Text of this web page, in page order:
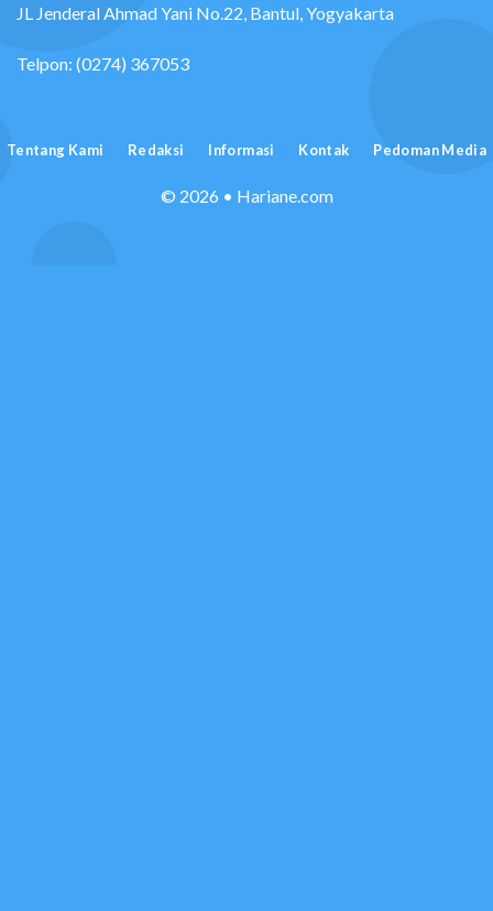
JL Jenderal Ahmad Yani No.22, Bantul, Yogyakarta
Telpon: (0274) 367053
Tentang Kami Redaksi Informasi Kontak Pedoman Media
© 2026 • Hariane.com